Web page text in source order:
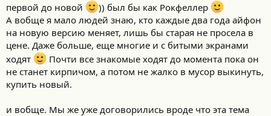
первой до новой
)) был бы как Рокфеллер
А вобще я мало людей знаю, кто каждые два года айфон
на новую версию меняет, лишь бы старая не просела в
цене. Даже больше, еще многие и с битыми экранами
ходят
Почти все знакомые ходят до момента пока он
не станет кирпичом, а потом не жалко в мусор выкинуть,
купить новый.
и вобще. Мы же уже договорились вроде что эта тема